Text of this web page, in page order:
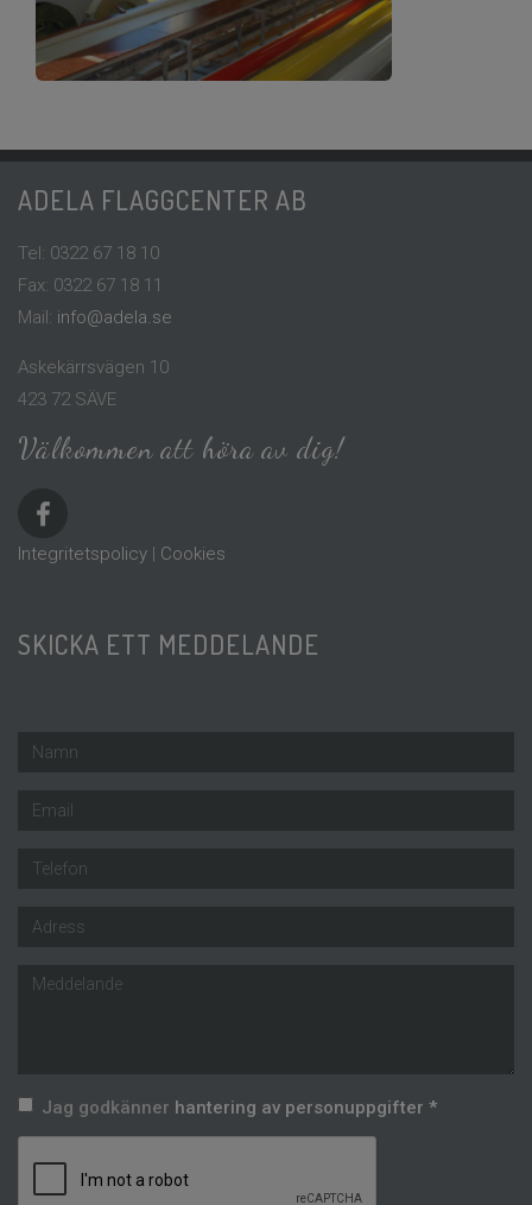
ADELA FLAGGCENTER AB
Tel: 0322 67 18 10
Fax: 0322 67 18 11
Mail: info@adela.se
Askekärrsvägen 10
423 72 SÄVE
Välkommen att höra av dig!
Integritetspolicy Cookies
SKICKA ETT MEDDELANDE
Jag godkänner hantering av personuppgifter *